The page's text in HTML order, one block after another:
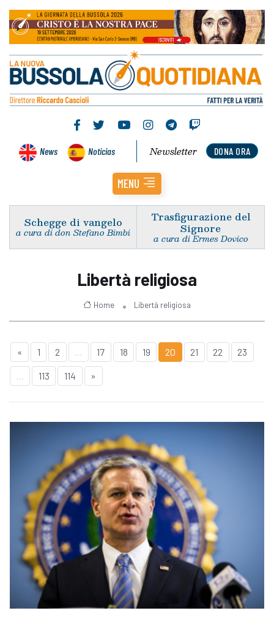
News Noticias DONA ORA
Newsletter
MENU
Schegge di vangelo
a cura di don Stefano Bimbi
Trasfigurazione del
Signore
a cura di Ermes Dovico
Libertà religiosa
Home Libertà religiosa
« 1 2 17 18 19 20 21 22 23
... 113 114 »